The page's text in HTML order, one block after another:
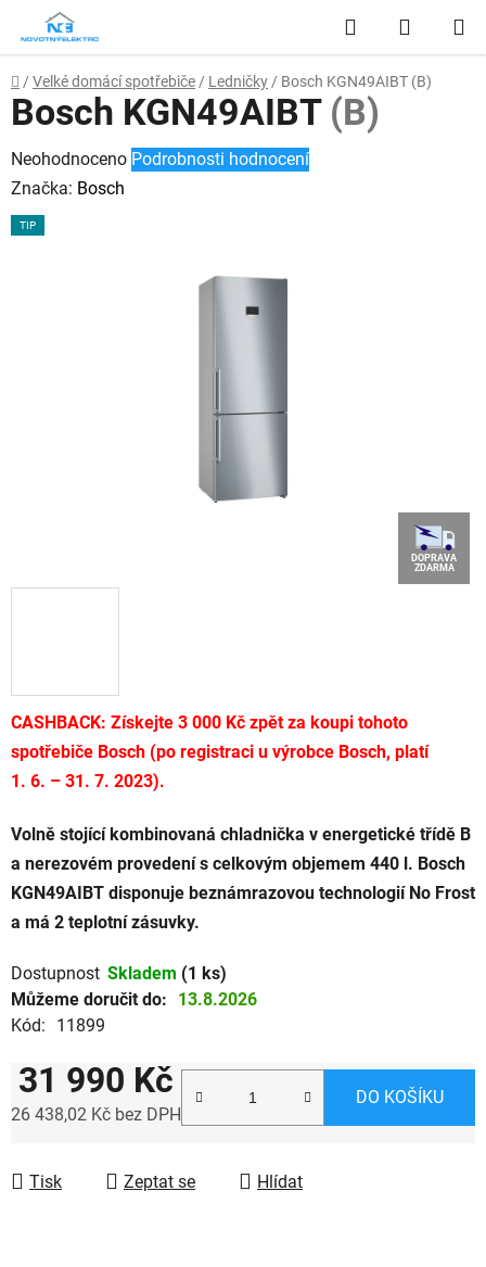
obsah
Hledat
KOŠÍK
Domů
/ Velké domácí spotřebiče / Ledničky / Bosch KGN49AIBT (B)
CASHBACK: Získejte 3 000 Kč zpět za koupi tohoto
spotřebiče Bosch (po registraci u výrobce Bosch, platí
1. 6. – 31. 7. 2023).
Volně stojící kombinovaná chladnička v energetické třídě B
a nerezovém provedení s celkovým objemem 440 l. Bosch
KGN49AIBT disponuje beznámrazovou technologií No Frost
a má 2 teplotní zásuvky.
Dostupnost Skladem (1 ks)
Můžeme doručit do:
13.8.2026
Kód:
11899
31 990 Kč
26 438,02 Kč bez DPH
DO KOŠÍKU
Tisk Zeptat se Hlídat
Bosch KGN49AIBT (B)
Průměrné
hodnocení
produktu
Neohodnoceno Podrobnosti hodnocení
Značka: Bosch
TIP
DOPRAVA
ZDARMA